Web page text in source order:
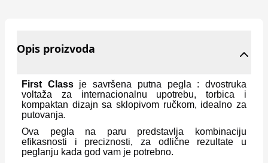
Opis proizvoda
First Classje savršena putna pegla : dvostruka
voltaža za internacionalnu upotrebu, torbica i
kompaktan dizajn sa sklopivom ručkom, idealno za
putovanja.
Ova pegla na paru predstavlja kombinaciju
efikasnosti i preciznosti, za odlične rezultate u
peglanju kada god vam je potrebno.